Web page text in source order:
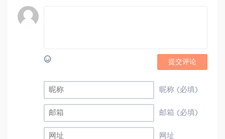
提交评论
昵称 (必填)
邮箱 (必填)
网址